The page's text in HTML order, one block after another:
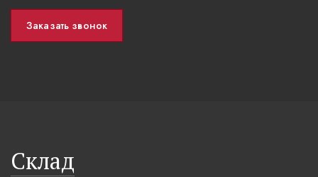
Заказать звонок
Склад